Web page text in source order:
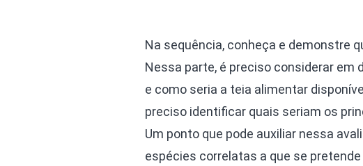
Na sequência, conheça e demonstre
Nessa parte, é preciso considerar em
e como seria a teia alimentar
preciso identificar quais seriam os
Um ponto que pode auxiliar nessa
espécies correlatas a que se